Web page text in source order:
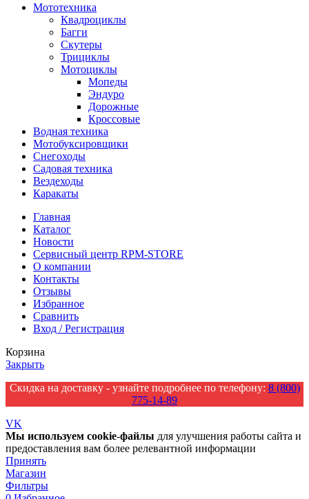
Мототехника
Квадроциклы
Багги
Скутеры
Трициклы
Мотоциклы
Мопеды
Эндуро
Дорожные
Кроссовые
Водная техника
Мотобуксировщики
Снегоходы
Садовая техника
Вездеходы
Каракаты
Главная
Каталог
Новости
Сервисный центр RPM-STORE
О компании
Контакты
Отзывы
Избранное
Сравнить
Вход / Регистрация
Корзина
Закрыть
Скидка на доставку - узнайте подробнее по телефону: 8 (800)
775-14-89
VK
Мы используем cookie-файлы для улучшения работы сайта и
предоставления вам более релевантной информации
Принять
Магазин
Фильтры